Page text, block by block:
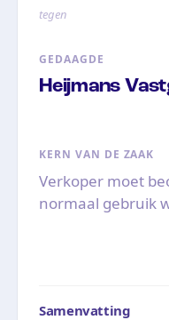
tegen
GEDAAGDE
Heijmans
KERN VAN DE ZAAK
Verkoper moet
normaal gebruik
Samenvatting